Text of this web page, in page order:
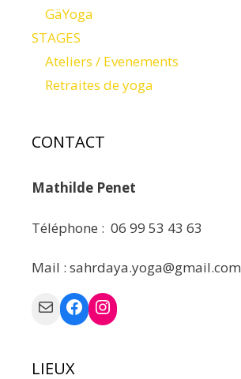
GäYoga
STAGES
Ateliers / Evenements
Retraites de yoga
CONTACT
Mathilde Penet
Téléphone : 06 99 53 43 63
Mail : sahrdaya.yoga@gmail.com
MailFacebook
Instagram
LIEUX